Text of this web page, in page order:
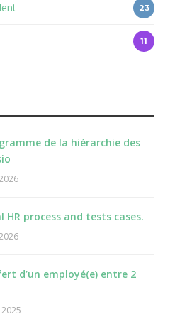
23
11
de la hiérarchie des
HR process and tests cases.
d’un employé(e) entre 2